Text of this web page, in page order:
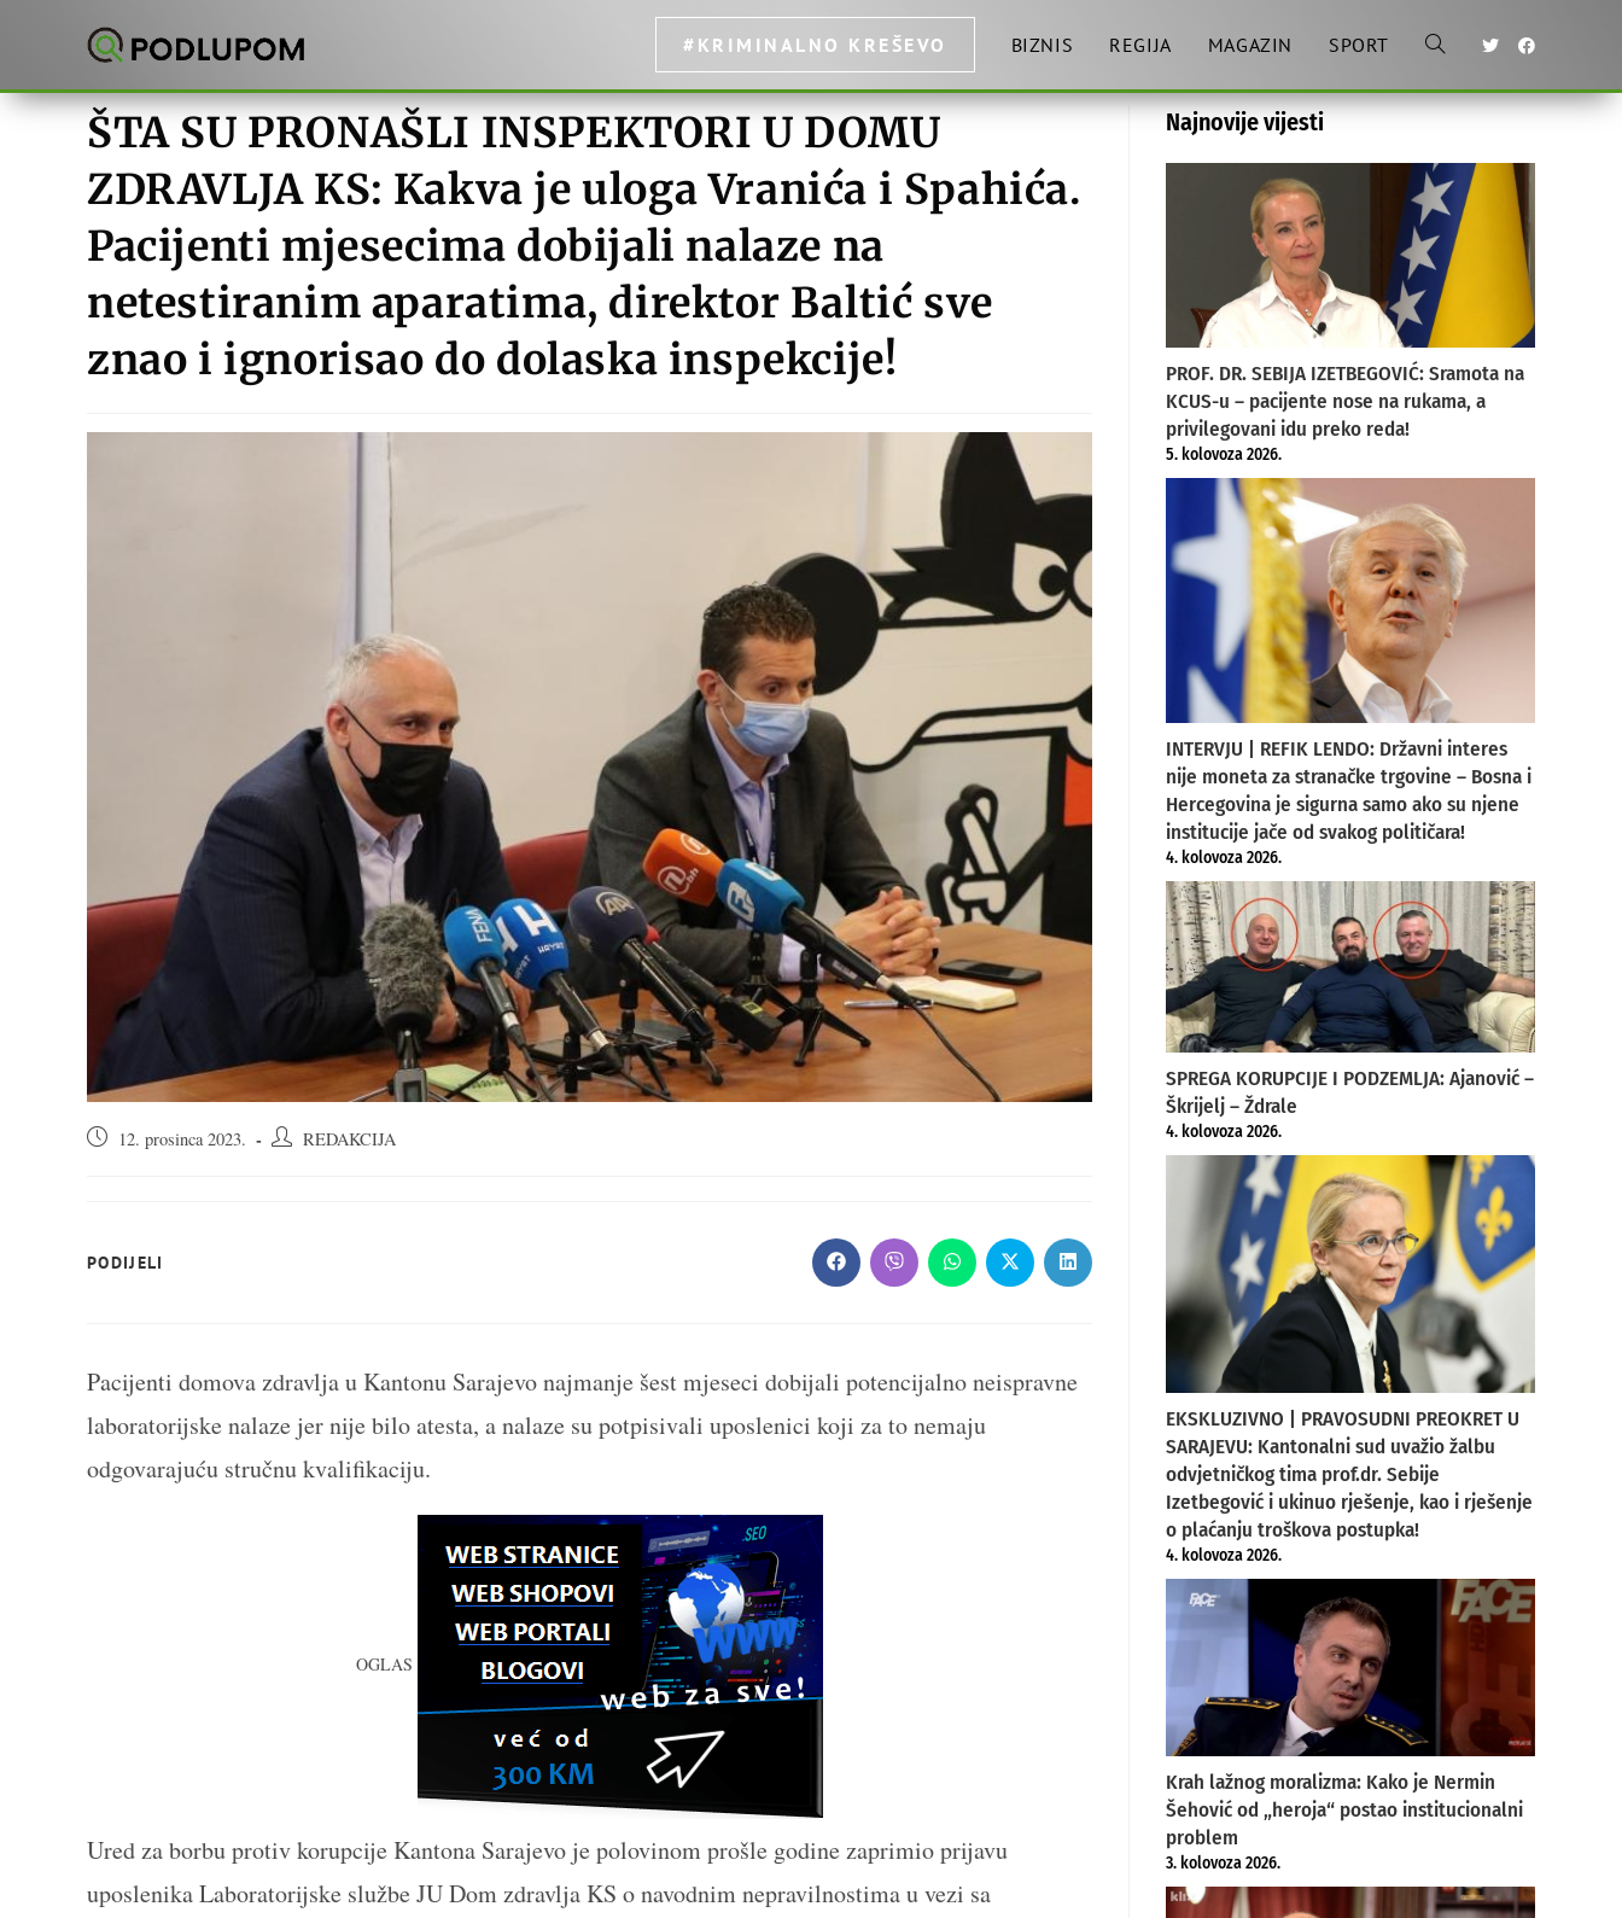
#KRIMINALNO KREŠEVO BIZNIS REGIJA MAGAZIN SPORT Toggle
search
ŠTA SU PRONAŠLI INSPEKTORI U DOMU
ZDRAVLJA KS: Kakva je uloga Vranića i Spahića.
Pacijenti mjesecima dobijali nalaze na
netestiranim aparatima, direktor Baltić sve
znao i ignorisao do dolaska inspekcije!
Objava12. prosinca 2023.
AutorREDAKCIJA
PODIJELI Opens
in
Opens
in
Opens
in
Opens
in
Opens
in
Pacijenti domova zdravlja u Kantonu Sarajevo najmanje šest mjeseci dobijali potencijalno neispravne
laboratorijske nalaze jer nije bilo atesta, a nalaze su potpisivali uposlenici koji za to nemaju
odgovarajuću stručnu kvalifikaciju.
OGLAS
Ured za borbu protiv korupcije Kantona Sarajevo je polovinom prošle godine zaprimio prijavu
uposlenika Laboratorijske službe JU Dom zdravlja KS o navodnim nepravilnostima u vezi sa
Najnovije vijesti
PROF. DR. SEBIJA IZETBEGOVIĆ: Sramota na
KCUS-u – pacijente nose na rukama, a
privilegovani idu preko reda!
5. kolovoza 2026.
INTERVJU | REFIK LENDO: Državni interes
nije moneta za stranačke trgovine – Bosna i
Hercegovina je sigurna samo ako su njene
institucije jače od svakog političara!
4. kolovoza 2026.
SPREGA KORUPCIJE I PODZEMLJA: Ajanović –
Škrijelj – Ždrale
4. kolovoza 2026.
EKSKLUZIVNO | PRAVOSUDNI PREOKRET U
SARAJEVU: Kantonalni sud uvažio žalbu
odvjetničkog tima prof.dr. Sebije
Izetbegović i ukinuo rješenje, kao i rješenje
o plaćanju troškova postupka!
4. kolovoza 2026.
Krah lažnog moralizma: Kako je Nermin
Šehović od „heroja“ postao institucionalni
problem
3. kolovoza 2026.